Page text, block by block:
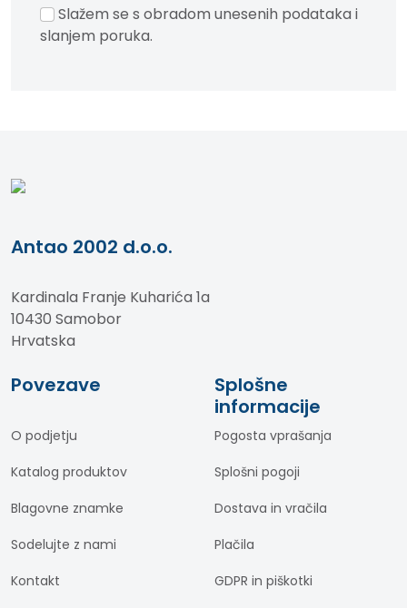
Slažem se s obradom unesenih podataka i
slanjem poruka.
Antao 2002 d.o.o.
Kardinala Franje Kuharića 1a
10430 Samobor
Hrvatska
Povezave
O podjetju
Katalog produktov
Blagovne znamke
Sodelujte z nami
Kontakt
Splošne
informacije
Pogosta vprašanja
Splošni pogoji
Dostava in vračila
Plačila
GDPR in piškotki